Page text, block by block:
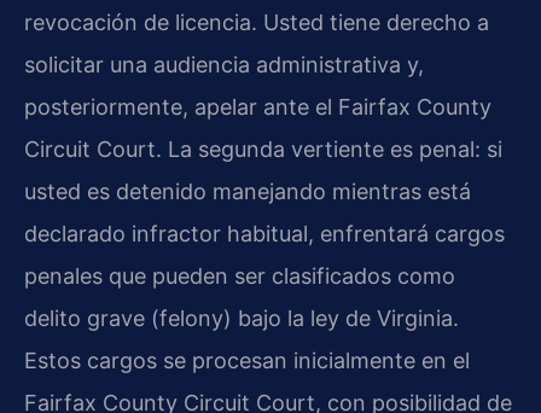
revocación de licencia. Usted tiene derecho a
solicitar una audiencia administrativa y,
posteriormente, apelar ante el Fairfax County
Circuit Court. La segunda vertiente es penal: si
usted es detenido manejando mientras está
declarado infractor habitual, enfrentará cargos
penales que pueden ser clasificados como
delito grave (felony) bajo la ley de Virginia.
Estos cargos se procesan inicialmente en el
Fairfax County Circuit Court, con posibilidad de